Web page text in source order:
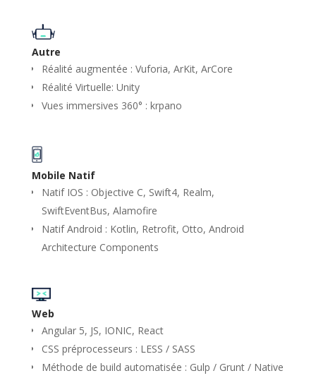
Autre
Réalité augmentée : Vuforia, ArKit, ArCore
Réalité Virtuelle: Unity
Vues immersives 360° : krpano
Mobile Natif
Natif IOS : Objective C, Swift4, Realm,
SwiftEventBus, Alamofire
Natif Android : Kotlin, Retrofit, Otto, Android
Architecture Components
Web
Angular 5, JS, IONIC, React
CSS préprocesseurs : LESS / SASS
Méthode de build automatisée : Gulp / Grunt / Native